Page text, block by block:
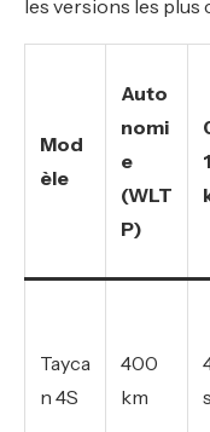
les versions les
Mod
èle
Auto
nomi
e
(WLT
P)
Tayca
n 4S
400
km